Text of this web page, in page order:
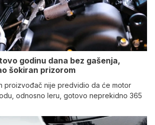
godinu dana bez gašenja,
šokiran prizorom
proizvođač nije predvidio da će motor
odnosno leru, gotovo neprekidno 365